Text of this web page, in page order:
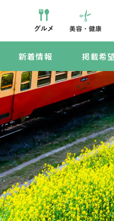
新着情報 掲載希